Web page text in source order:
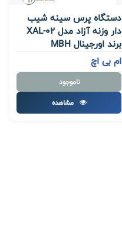
دستگاه پرس سینه شیب
دار وزنه آزاد مدل XAL-02
برند اورجینال MBH
ام بی اچ
ناموجود
مشاهده